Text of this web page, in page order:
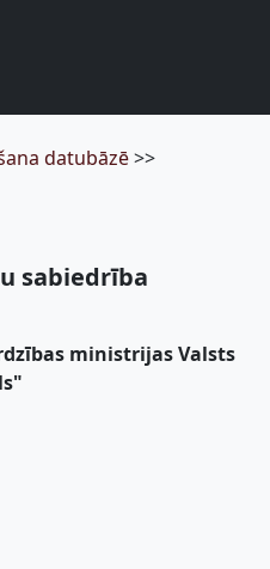
datubāzē>>
sabiedrība
ministrijas Valsts